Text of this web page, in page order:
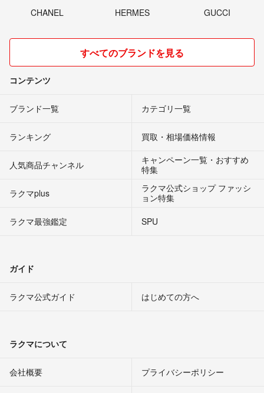
CHANEL HERMES GUCCI
すべてのブランドを見る
コンテンツ
ブランド一覧 カテゴリ一覧
ランキング 買取・相場価格情報
人気商品チャンネル
キャンペーン一覧・おすすめ
特集
ラクマplus
ラクマ公式ショップ ファッシ
ョン特集
ラクマ最強鑑定
SPU
ガイド
ラクマ公式ガイド はじめての方へ
ラクマについて
会社概要 プライバシーポリシー